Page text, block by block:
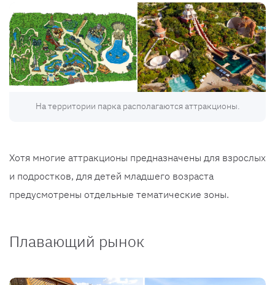
На территории парка располагаются аттракционы.
Хотя многие аттракционы предназначены для взрослых
и подростков, для детей младшего возраста
предусмотрены отдельные тематические зоны.
Плавающий рынок